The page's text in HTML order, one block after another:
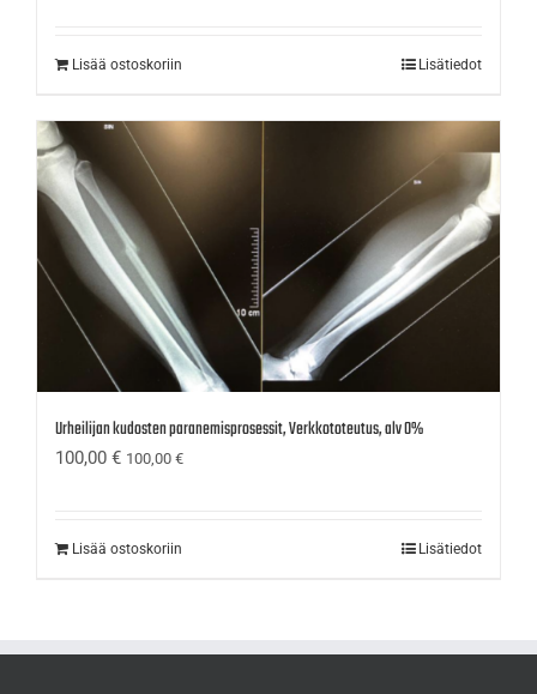
Lisää ostoskoriin Lisätiedot
Urheilijan kudosten paranemisprosessit, Verkkototeutus, alv 0%
100,00 € 100,00 €
Lisää ostoskoriin Lisätiedot